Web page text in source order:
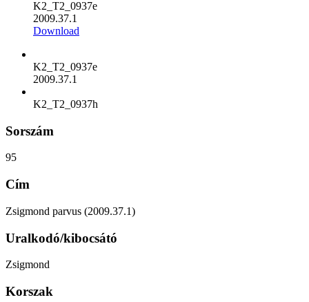
K2_T2_0937e
2009.37.1
Download
K2_T2_0937e
2009.37.1
K2_T2_0937h
Sorszám
95
Cím
Zsigmond parvus (2009.37.1)
Uralkodó/kibocsátó
Zsigmond
Korszak